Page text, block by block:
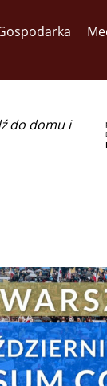
do domu i